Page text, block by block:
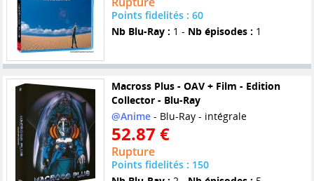
Points fidelités : 60
Nb Blu-Ray : 1 - Nb épisodes : 1
Macross Plus - OAV + Film - Edition
Collector - Blu-Ray
@Anime- Blu-Ray - intégrale
52.87 €
Rupture
Points fidelités : 150